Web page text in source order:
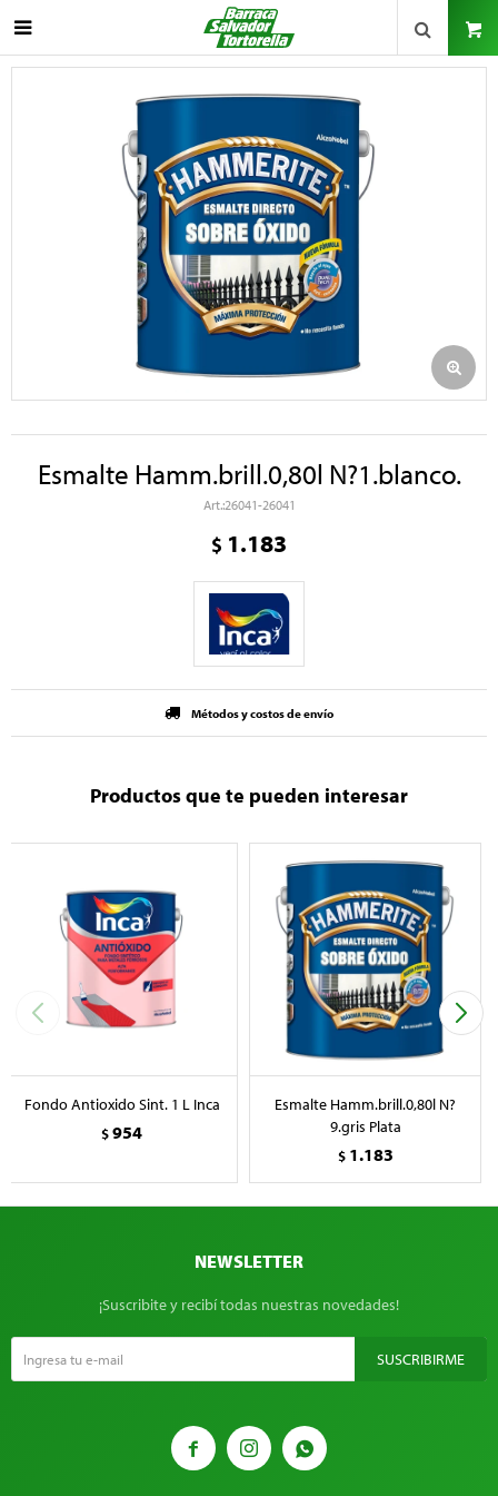

Esmalte Hamm.brill.0,80l N?1.blanco.
26041-26041
$ 1.183
Métodos y costos de envío
Productos que te pueden interesar
Fondo Antioxido Sint. 1 L Inca
$954
Esmalte Hamm.brill.0,80l N?
9.gris Plata
$ 1.183
  
NEWSLETTER
¡Suscribite y recibí todas nuestras novedades!
SUSCRIBIRME